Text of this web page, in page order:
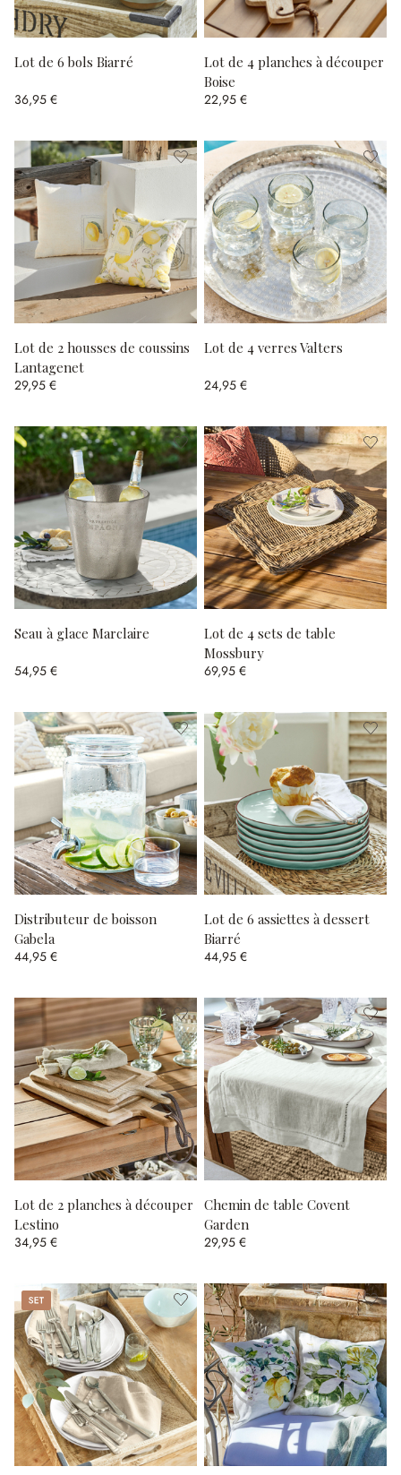
Lot de 6 bols Biarré
36,95 €
Lot de 4 planches à découper
Boise
22,95 €
Lot de 2 housses de coussins
Lantagenet
29,95 €
Lot de 4 verres Valters
24,95 €
Seau à glace Marclaire
54,95 €
Lot de 4 sets de table
Mossbury
69,95 €
Distributeur de boisson
Gabela
44,95 €
Lot de 6 assiettes à dessert
Biarré
44,95 €
Lot de 2 planches à découper
Lestino
34,95 €
Chemin de table Covent
Garden
29,95 €
Set